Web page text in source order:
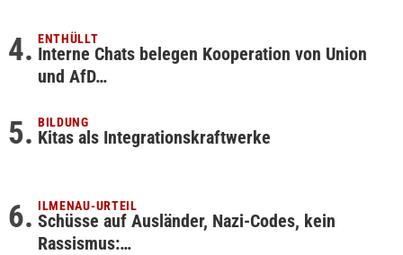
ENTHÜLLT
Interne Chats belegen Kooperation von Union
und AfD…
BILDUNG
Kitas als Integrationskraftwerke
ILMENAU-URTEIL
Schüsse auf Ausländer, Nazi-Codes, kein
Rassismus:…